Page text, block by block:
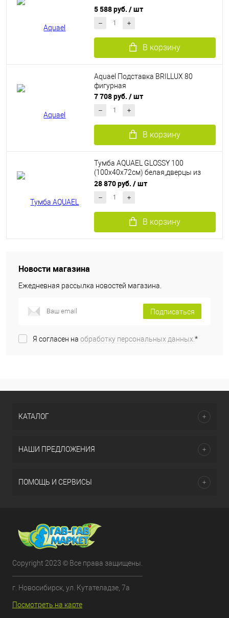
5 588 руб. / шт
В корзину
Aquael Подставка BRILLUX 80
фигурная
7 708 руб. / шт
В корзину
Тумба AQUAEL GLOSSY 100
(100х40х72см) белая,дверцы из
стекла
28 870 руб. / шт
В корзину
Новости магазина
Ежедневная рассылка новостей магазина.
Подписаться
Я согласен на обработку персональных данных.*
КАТАЛОГ
НАШИ ПРЕДЛОЖЕНИЯ
ПОМОЩЬ И СЕРВИСЫ
Copyright 2023 © Все права защищены.
г. Новосибирск, ул. Кутателадзе, 7а
Посмотреть на карте